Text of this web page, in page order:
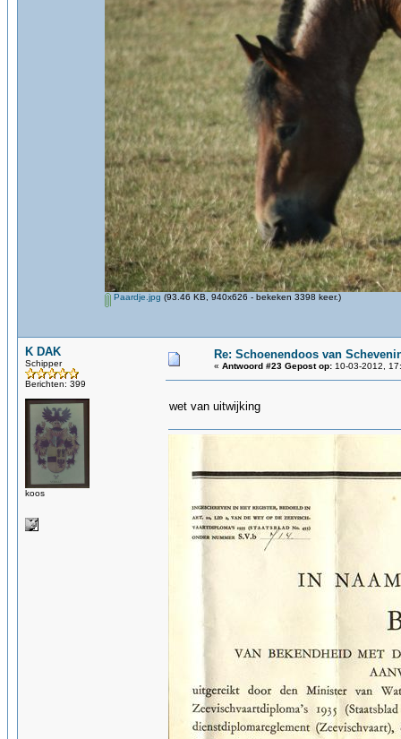
Paardje.jpg (93.46 KB, 940x626 - bekeken 3398 keer.)
K DAK
Schipper
Berichten: 399
koos
Re: Schoenendoos van
« Antwoord #23 Gepost op: 10-03-2012,
wet van uitwijking